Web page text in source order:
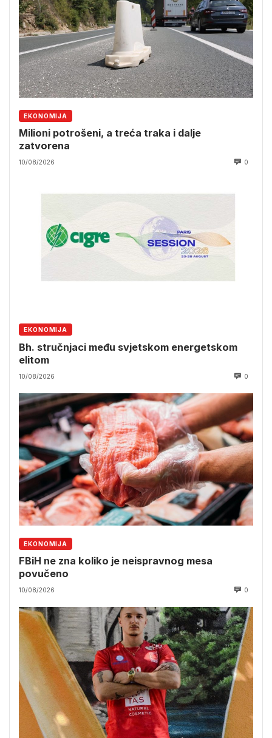
EKONOMIJA
Milioni potrošeni, a treća traka i dalje
zatvorena
10/08/2026 0
EKONOMIJA
Bh. stručnjaci među svjetskom energetskom
elitom
10/08/2026 0
EKONOMIJA
FBiH ne zna koliko je neispravnog mesa
povučeno
10/08/2026 0